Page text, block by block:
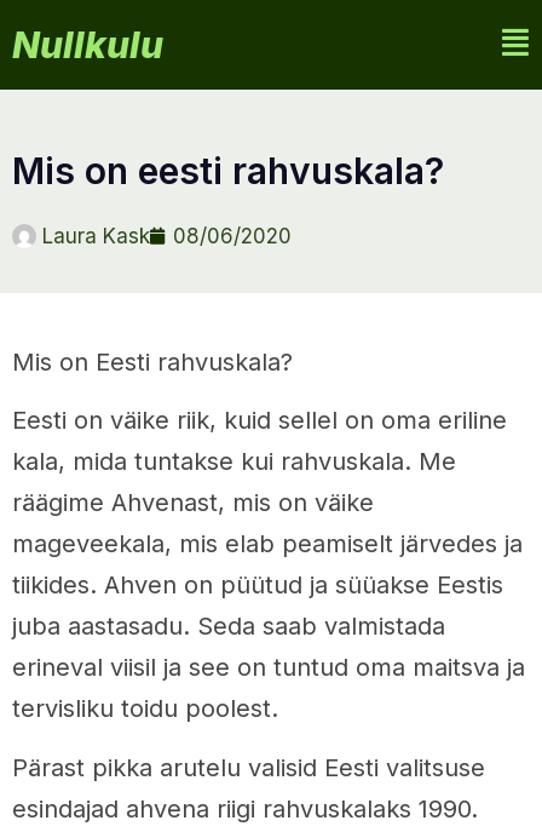
Nullkulu
mis on eesti rahvuskala?
Laura Kask 08/06/2020
Mis on Eesti rahvuskala?
Eesti on väike riik, kuid sellel on oma eriline
kala, mida tuntakse kui rahvuskala. Me
räägime Ahvenast, mis on väike
mageveekala, mis elab peamiselt järvedes ja
tiikides. Ahven on püütud ja süüakse Eestis
juba aastasadu. Seda saab valmistada
erineval viisil ja see on tuntud oma maitsva ja
tervisliku toidu poolest.
Pärast pikka arutelu valisid Eesti valitsuse
esindajad ahvena riigi rahvuskalaks 1990.